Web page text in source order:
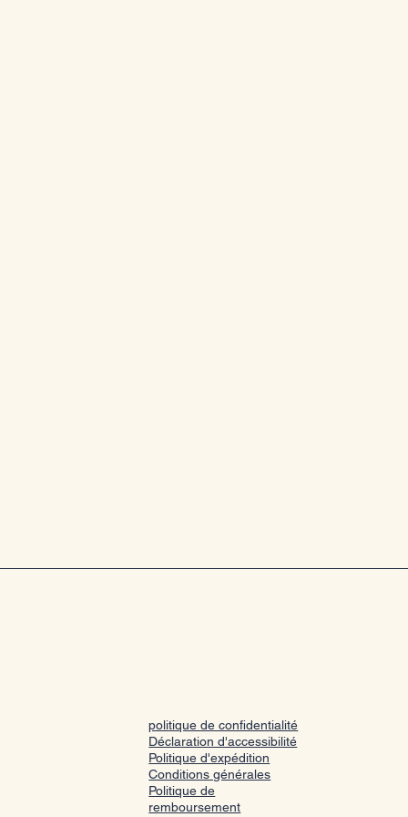
politique de confidentialité
Déclaration d'accessibilité
Politique d'expédition
Conditions générales
Politique de
remboursement